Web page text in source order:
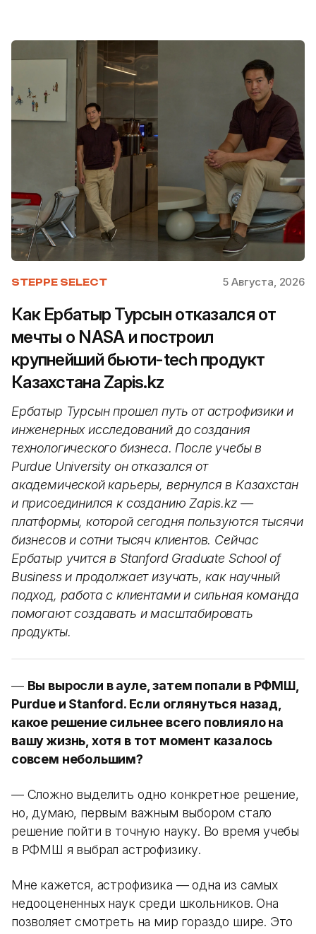
STEPPE SELECT 5 Августа, 2026
Как Ербатыр Турсын отказался от
мечты о NASA и построил
крупнейший бьюти-tech продукт
Казахстана Zapis.kz
Ербатыр Турсын прошел путь от астрофизики и
инженерных исследований до создания
технологического бизнеса. После учебы в
Purdue University он отказался от
академической карьеры, вернулся в Казахстан
и присоединился к созданию Zapis.kz —
платформы, которой сегодня пользуются тысячи
бизнесов и сотни тысяч клиентов. Сейчас
Ербатыр учится в Stanford Graduate School of
Business и продолжает изучать, как научный
подход, работа с клиентами и сильная команда
помогают создавать и масштабировать
продукты.
— Вы выросли в ауле, затем попали в РФМШ,
Purdue и Stanford. Если оглянуться назад,
какое решение сильнее всего повлияло на
вашу жизнь, хотя в тот момент казалось
совсем небольшим?
— Сложно выделить одно конкретное решение,
но, думаю, первым важным выбором стало
решение пойти в точную науку. Во время учебы
в РФМШ я выбрал астрофизику.
Мне кажется, астрофизика — одна из самых
недооцененных наук среди школьников. Она
позволяет смотреть на мир гораздо шире. Это